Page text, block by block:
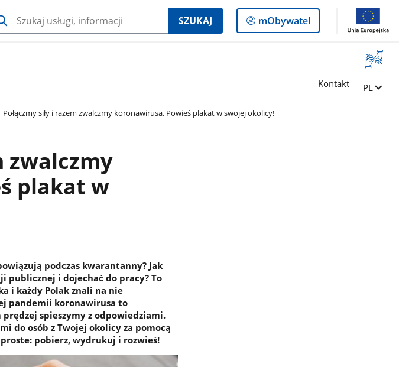
SZUKAJ
Logowanie
do
mObywatel
Otwórz
okno
Kontakt Zmień
PL
Połączmy siły i razem zwalczmy koronawirusa. Powieś plakat w swojej okolicy!
zwalczmy
plakat w
podczas kwarantanny? Jak
publicznej i dojechać do pracy? To
i każdy Polak znali na nie
pandemii koronawirusa to
spieszymy z odpowiedziami.
do osób z Twojej okolicy za pomocą
pobierz, wydrukuj i rozwieś!